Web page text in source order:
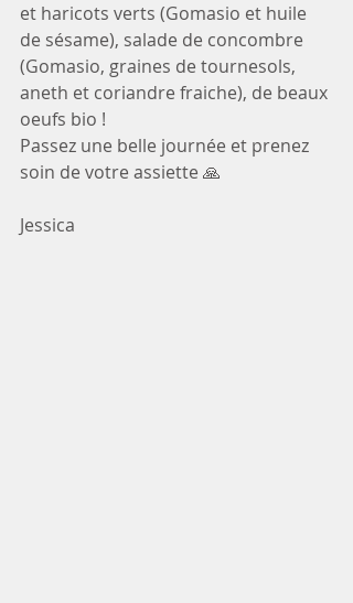
et haricots verts (Gomasio et huile
de sésame), salade de concombre
(Gomasio, graines de tournesols,
aneth et coriandre fraiche), de beaux
oeufs bio !
Passez une belle journée et prenez
soin de votre assiette 🙏
Jessica